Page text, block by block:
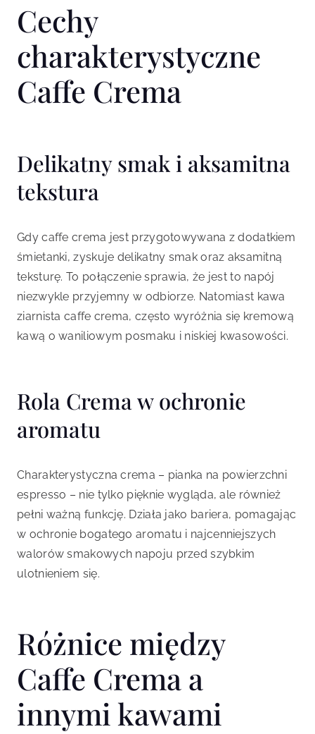
Cechy
charakterystyczne
Caffe Crema
Delikatny smak i aksamitna
tekstura
Gdy caffe crema jest przygotowywana z dodatkiem
śmietanki, zyskuje delikatny smak oraz aksamitną
teksturę. To połączenie sprawia, że jest to napój
niezwykle przyjemny w odbiorze. Natomiast kawa
ziarnista caffe crema, często wyróżnia się kremową
kawą o waniliowym posmaku i niskiej kwasowości.
Rola Crema w ochronie
aromatu
Charakterystyczna crema – pianka na powierzchni
espresso – nie tylko pięknie wygląda, ale również
pełni ważną funkcję. Działa jako bariera, pomagając
w ochronie bogatego aromatu i najcenniejszych
walorów smakowych napoju przed szybkim
ulotnieniem się.
Różnice między
Caffe Crema a
innymi kawami